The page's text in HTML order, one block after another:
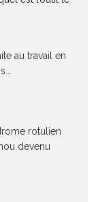
au travail en
rotulien
devenu